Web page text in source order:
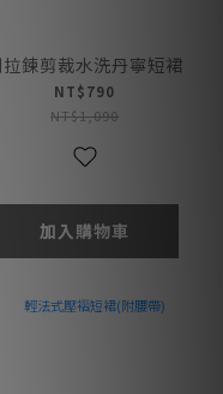
鍊剪裁水洗丹寧短裙
NT$790
NT$1,090
加入購物車